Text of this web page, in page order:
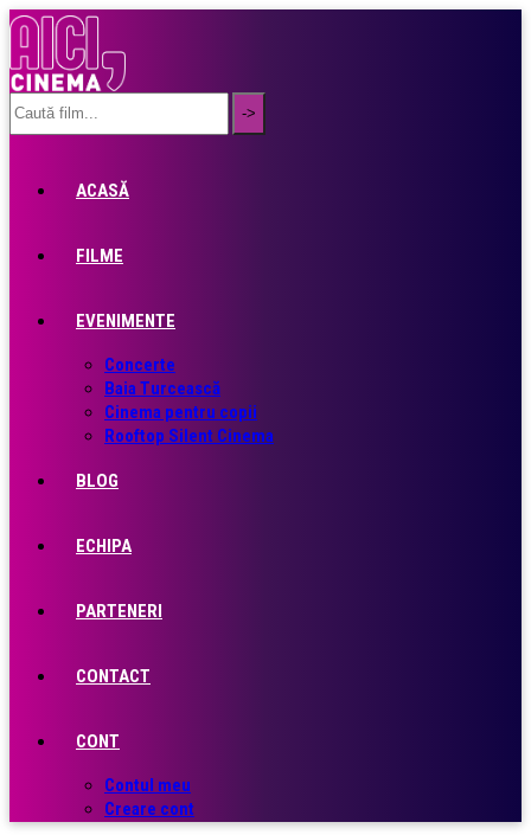
ACASĂ
FILME
EVENIMENTE
Concerte
Baia Turcească
Cinema pentru copii
Rooftop Silent Cinema
BLOG
ECHIPA
PARTENERI
CONTACT
CONT
Contul meu
Creare cont